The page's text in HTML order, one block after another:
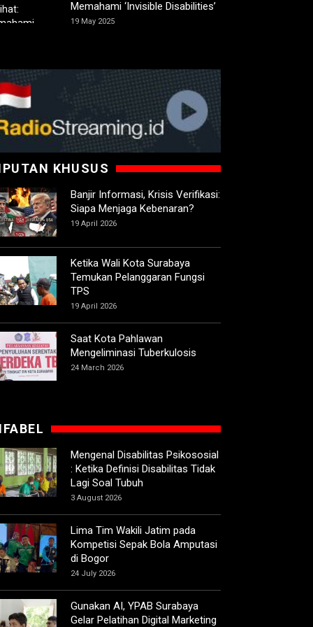
Memahami ‘Invisible Disabilities’
19 May 2025
KHUSUS
Banjir Informasi, Krisis Verifikasi:
Siapa Menjaga Kebenaran?
19 April 2026
Ketika Wali Kota Surabaya
Temukan Pelanggaran Fungsi
TPS
19 April 2026
Saat Kota Pahlawan
Mengeliminasi Tuberkulosis
24 March 2026
Mengenal Disabilitas Psikososial
: Ketika Definisi Disabilitas Tidak
Lagi Soal Tubuh
3 August 2026
Lima Tim Wakili Jatim pada
Kompetisi Sepak Bola Amputasi
di Bogor
24 July 2026
Gunakan AI, YPAB Surabaya
Gelar Pelatihan Digital Marketing